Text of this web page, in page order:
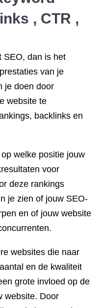
, CTR ,
SEO, dan is het
van je
je doen door
website te
backlinks en
welke positie jouw
voor
deze rankings
je zien of jouw SEO-
en of jouw website
websites die naar
en de kwaliteit
grote invloed op de
website. Door